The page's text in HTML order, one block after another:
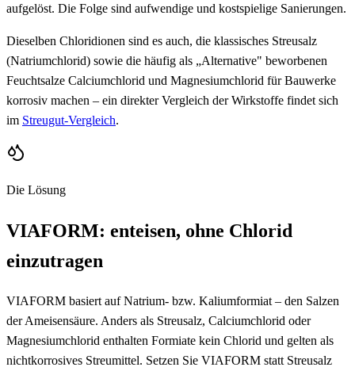
aufgelöst. Die Folge sind aufwendige und kostspielige Sanierungen.
Dieselben Chloridionen sind es auch, die klassisches Streusalz
(Natriumchlorid) sowie die häufig als „Alternative" beworbenen
Feuchtsalze Calciumchlorid und Magnesiumchlorid für Bauwerke
korrosiv machen – ein direkter Vergleich der Wirkstoffe findet sich
im Streugut-Vergleich.
Die Lösung
VIAFORM: enteisen, ohne Chlorid
einzutragen
VIAFORM basiert auf Natrium- bzw. Kaliumformiat – den Salzen
der Ameisensäure. Anders als Streusalz, Calciumchlorid oder
Magnesiumchlorid enthalten Formiate kein Chlorid und gelten als
nichtkorrosives Streumittel. Setzen Sie VIAFORM statt Streusalz